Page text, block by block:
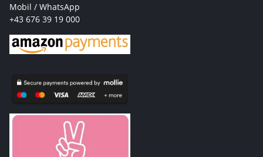
Mobil / WhatsApp
+43 676 39 19 000